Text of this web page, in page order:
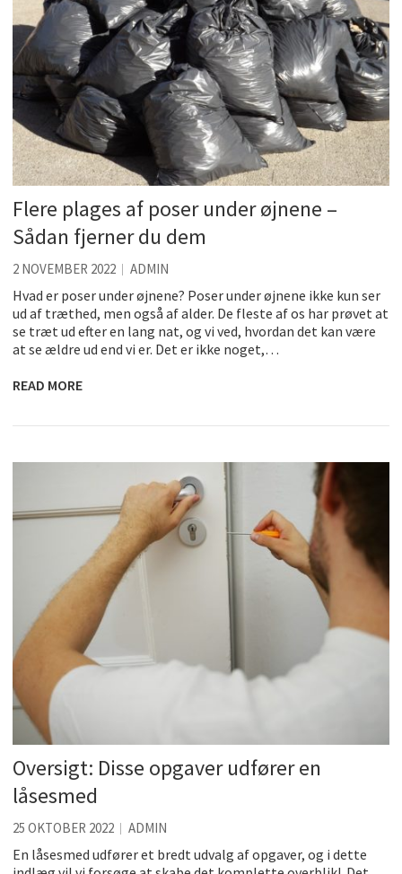
Flere plages af poser under øjnene –
Sådan fjerner du dem
2 NOVEMBER 2022 ADMIN
Hvad er poser under øjnene? Poser under øjnene ikke kun ser
ud af træthed, men også af alder. De fleste af os har prøvet at
se træt ud efter en lang nat, og vi ved, hvordan det kan være
at se ældre ud end vi er. Det er ikke noget,…
READ MORE
Oversigt: Disse opgaver udfører en
låsesmed
25 OKTOBER 2022 ADMIN
En låsesmed udfører et bredt udvalg af opgaver, og i dette